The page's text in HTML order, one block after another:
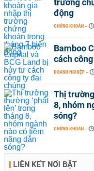
trường
động
CHỨNG KHOÁN -
Bamboo
cách
DOANH NGHIỆP -
Thị
8, nhóm
sóng?
CHỨNG KHOÁN -
LIÊN KẾT NỔI BẬT